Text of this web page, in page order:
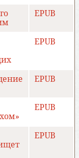
EPUB
EPUB
EPUB
EPUB
EPUB